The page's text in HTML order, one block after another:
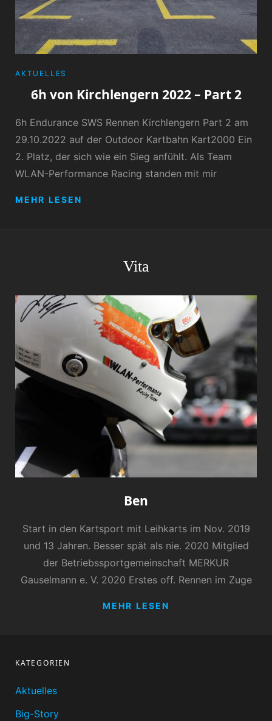
CATEGORIES
AKTUELLES
6h von Kirchlengern 2022 – Part 2
6h Endurance SWS Rennen Kirchlengern Part 2 am
29.10.2022 auf der Outdoor Kartbahn Kart2000 Ein
2. Platz, der sich wie ein Sieg anfühlt. Als Team
WLAN-Performance Racing standen mit mir
MEHR LESEN
Vita
Ben
Start in den Kartsport mit Leihkarts im Nov. 2019
und 13 Jahren. Besser spät als nie. 2020 Mitglied
der Betriebssportgemeinschaft MERKUR
Gauselmann e. V. 2020 Erstes off. Rennen im Zuge
MEHR LESEN
KATEGORIEN
Aktuelles
Big-Story